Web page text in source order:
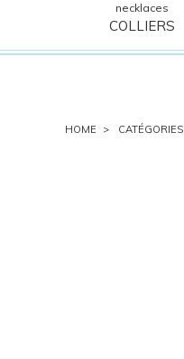
necklaces
COLLIERS
HOME CATÉGORIES